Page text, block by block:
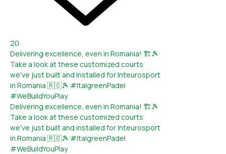
20
Delivering excellence, even in Romania! 🏗️🎾
Take a look at these customized courts
we've just built and installed for Inteurosport
in Romania 🇷🇴🎾 #ItalgreenPadel
#WeBuildYouPlay
Delivering excellence, even in Romania! 🏗️🎾
Take a look at these customized courts
we've just built and installed for Inteurosport
in Romania 🇷🇴🎾 #ItalgreenPadel
#WeBuildYouPlay